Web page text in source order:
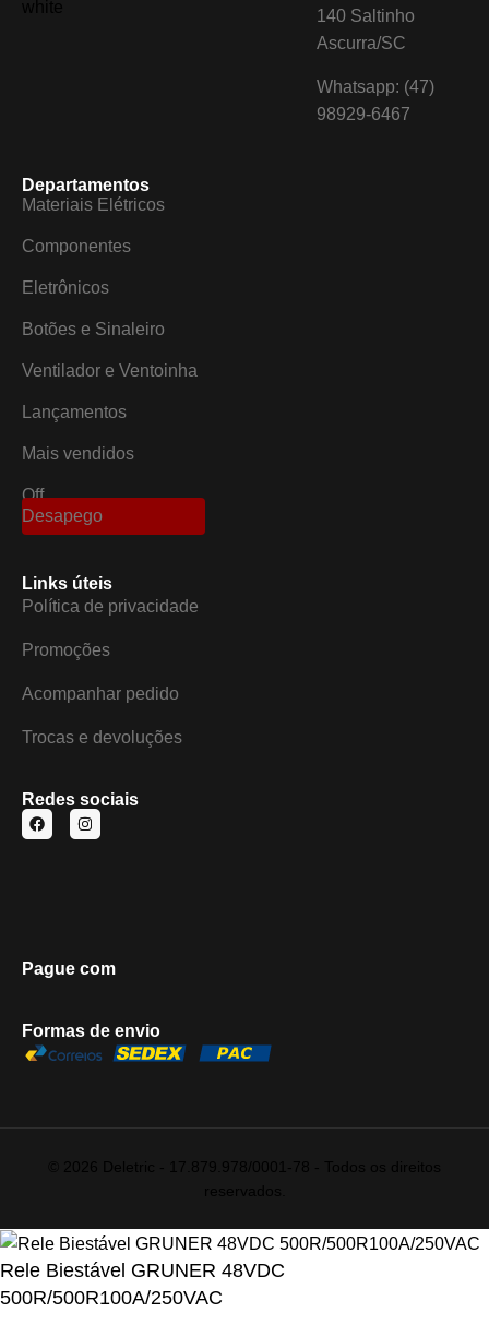
140 Saltinho
Ascurra/SC
Whatsapp: (47)
98929-6467
Departamentos
Materiais Elétricos
Componentes
Eletrônicos
Botões e Sinaleiro
Ventilador e Ventoinha
Lançamentos
Mais vendidos
Off
Desapego
Links úteis
Política de privacidade
Promoções
Acompanhar pedido
Trocas e devoluções
Redes sociais
Pague com
Formas de envio
Rele Biestável GRUNER 48VDC
500R/500R100A/250VAC